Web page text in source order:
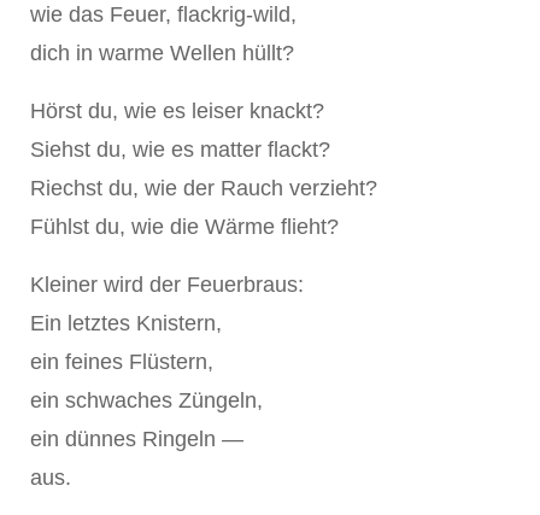
wie das Feuer, flackrig-wild,
dich in warme Wellen hüllt?
Hörst du, wie es leiser knackt?
Siehst du, wie es matter flackt?
Riechst du, wie der Rauch verzieht?
Fühlst du, wie die Wärme flieht?
Kleiner wird der Feuerbraus:
Ein letztes Knistern,
ein feines Flüstern,
ein schwaches Züngeln,
ein dünnes Ringeln —
aus.